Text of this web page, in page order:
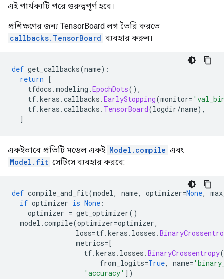
এই পার্থক্যটি পরে গুরুত্বপূর্ণ হবে।
প্রশিক্ষণের জন্য TensorBoard লগ তৈরি করতে
callbacks.TensorBoard ব্যবহার করুন।
def get_callbacks(name):
return
[
tfdocs .modeling .EpochDots(),
tf.keras .callbacks .EarlyStopping(monitor=
tf.keras .callbacks . TensorBoard(logdir/name),
]
একইভাবে প্রতিটি মডেল একই Model.compile এবং
Model.fit সেটিংস ব্যবহার করবে:
def compile_and_fit(model, name, optimizer=None,
if optimizer is None :
optimizer = get_optimizer()
model .compile(optimizer=optimizer,
loss=tf.keras . losses .
metrics=[
tf.keras . losses .BinaryCrossentropy(
from_logits=True, name=
'accuracy' ])